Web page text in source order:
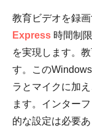
教育ビデオを録
Express 時間制
を実現します。
す。この
ラとマイクに加
ます。インター
的な設定は必要あ